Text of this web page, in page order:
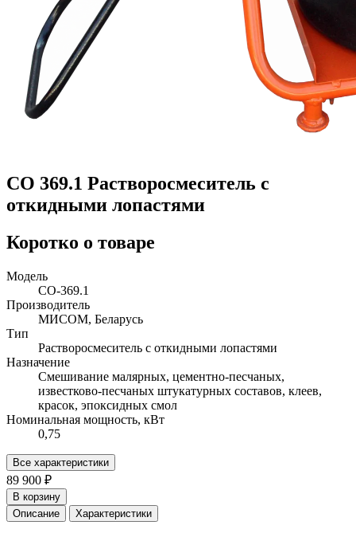
СО 369.1 Растворосмеситель с
откидными лопастями
Коротко о товаре
Модель
СО-369.1
Производитель
МИСОМ, Беларусь
Тип
Растворосмеситель с откидными лопастями
Назначение
Смешивание малярных, цементно-песчаных,
известково-песчаных штукатурных составов, клеев,
красок, эпоксидных смол
Номинальная мощность, кВт
0,75
Все характеристики
89 900 ₽
В корзину
Описание
Характеристики